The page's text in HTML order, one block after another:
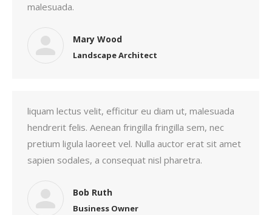
malesuada.
Mary Wood
Landscape Architect
liquam lectus velit, efficitur eu diam ut, malesuada
hendrerit felis. Aenean fringilla fringilla sem, nec
pretium ligula laoreet vel. Nulla auctor erat sit amet
sapien sodales, a consequat nisl pharetra.
Bob Ruth
Business Owner